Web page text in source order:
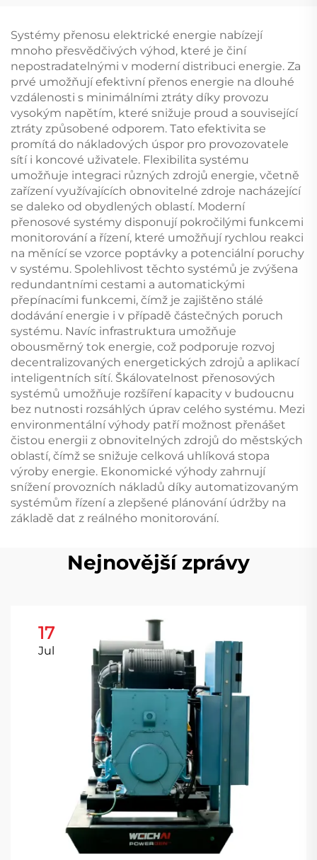
frekvenční svařovací
stroj
Systémy přenosu elektrické energie nabízejí
mnoho přesvědčivých výhod, které je činí
nepostradatelnými v moderní distribuci energie. Za
prvé umožňují efektivní přenos energie na dlouhé
vzdálenosti s minimálními ztráty díky provozu
vysokým napětím, které snižuje proud a související
ztráty způsobené odporem. Tato efektivita se
promítá do nákladových úspor pro provozovatele
sítí i koncové uživatele. Flexibilita systému
umožňuje integraci různých zdrojů energie, včetně
zařízení využívajících obnovitelné zdroje nacházející
se daleko od obydlených oblastí. Moderní
přenosové systémy disponují pokročilými funkcemi
monitorování a řízení, které umožňují rychlou reakci
na měnící se vzorce poptávky a potenciální poruchy
v systému. Spolehlivost těchto systémů je zvýšena
redundantními cestami a automatickými
přepínacími funkcemi, čímž je zajištěno stálé
dodávání energie i v případě částečných poruch
systému. Navíc infrastruktura umožňuje
obousměrný tok energie, což podporuje rozvoj
decentralizovaných energetických zdrojů a aplikací
inteligentních sítí. Škálovatelnost přenosových
systémů umožňuje rozšíření kapacity v budoucnu
bez nutnosti rozsáhlých úprav celého systému. Mezi
environmentální výhody patří možnost přenášet
čistou energii z obnovitelných zdrojů do městských
oblastí, čímž se snižuje celková uhlíková stopa
výroby energie. Ekonomické výhody zahrnují
snížení provozních nákladů díky automatizovaným
systémům řízení a zlepšené plánování údržby na
základě dat z reálného monitorování.
Nejnovější zprávy
17
Jul